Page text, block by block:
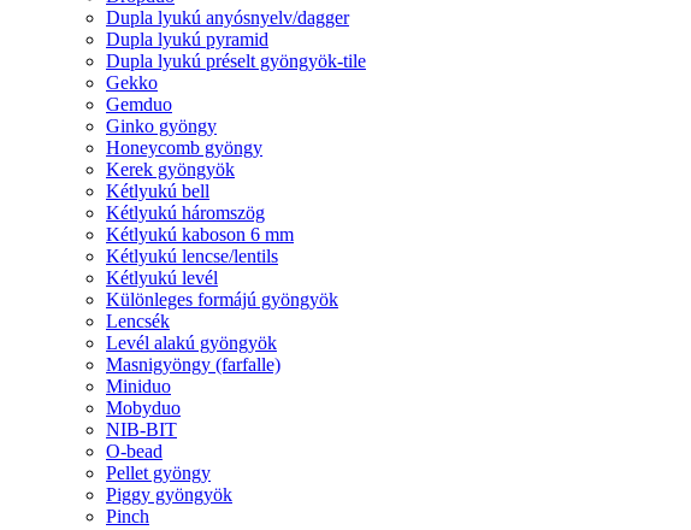
Dupla lyukú anyósnyelv/dagger
Dupla lyukú pyramid
Dupla lyukú préselt gyöngyök-tile
Gekko
Gemduo
Ginko gyöngy
Honeycomb gyöngy
Kerek gyöngyök
Kétlyukú bell
Kétlyukú háromszög
Kétlyukú kaboson 6 mm
Kétlyukú lencse/lentils
Kétlyukú levél
Különleges formájú gyöngyök
Lencsék
Levél alakú gyöngyök
Masnigyöngy (farfalle)
Miniduo
Mobyduo
NIB-BIT
O-bead
Pellet gyöngy
Piggy gyöngyök
Pinch